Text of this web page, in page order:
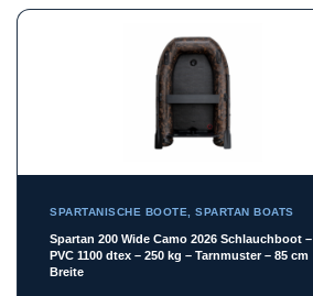
SPARTANISCHE BOOTE, SPARTAN BOATS
Spartan 200 Wide Camo 2026 Schlauchboot –
PVC 1100 dtex – 250 kg – Tarnmuster – 85 cm
Breite